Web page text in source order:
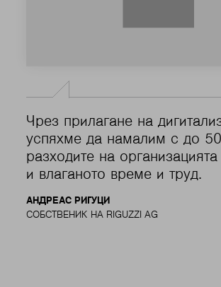
Чрез прилагане на
успяхме да намалим с до
разходите на
и влаганото време и труд.
АНДРЕАС РИГУЦИ
СОБСТВЕНИК НА RIGUZZI AG